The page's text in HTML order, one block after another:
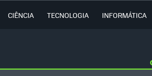
CIÊNCIA TECNOLOGIA INFORMÁTICA